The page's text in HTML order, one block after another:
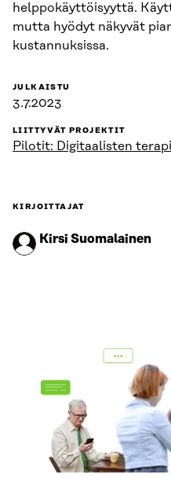
helppokäyttöisyyttä.
mutta hyödyt näkyvät
kustannuksissa.
JULKAISTU
3.7.2023
LIITTYVÄT PROJEKTIT
Pilotit: Digitaalisten
KIRJOITTAJAT
Kirsi Suomalainen